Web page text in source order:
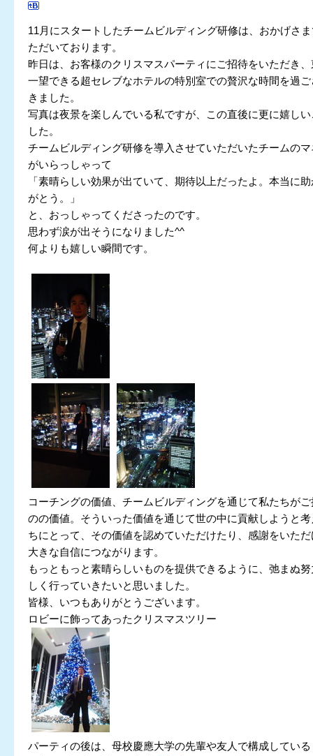
11月にスタートしたチームビルディング研修は、おかげさ
ただいております。
昨日は、お客様のクリスマスパーティにご招待をいただき
一望できる超セレブなホテルの特別室での贅沢な時間を過
きました。
写真は夜景を楽しんでいる私ですが、この直後に更に嬉し
した。
チームビルディング研修を導入させていただいたチームの
がいらっしゃって
「素晴らしい効果が出ていて、期待以上だったよ。本当に
がとう。」
と、おっしゃってくださったのです。
思わず涙が出そうになりました^^
何よりも嬉しい瞬間です。
コーチングの価値、チームビルディングを通じて私たちが
のの価値。そういった価値を通じて世の中に貢献しようと
ちにとって、その価値を認めていただけたり、感謝をいた
大きな自信につながります。
もっともっと素晴らしいものを提供できるように、弛まぬ
しく行っていきたいと思いました。
皆様、いつもありがとうございます。
ロビーに飾ってあったクリスマスツリー
パーティの後は、母校慶應大学の先輩や友人で構成してい